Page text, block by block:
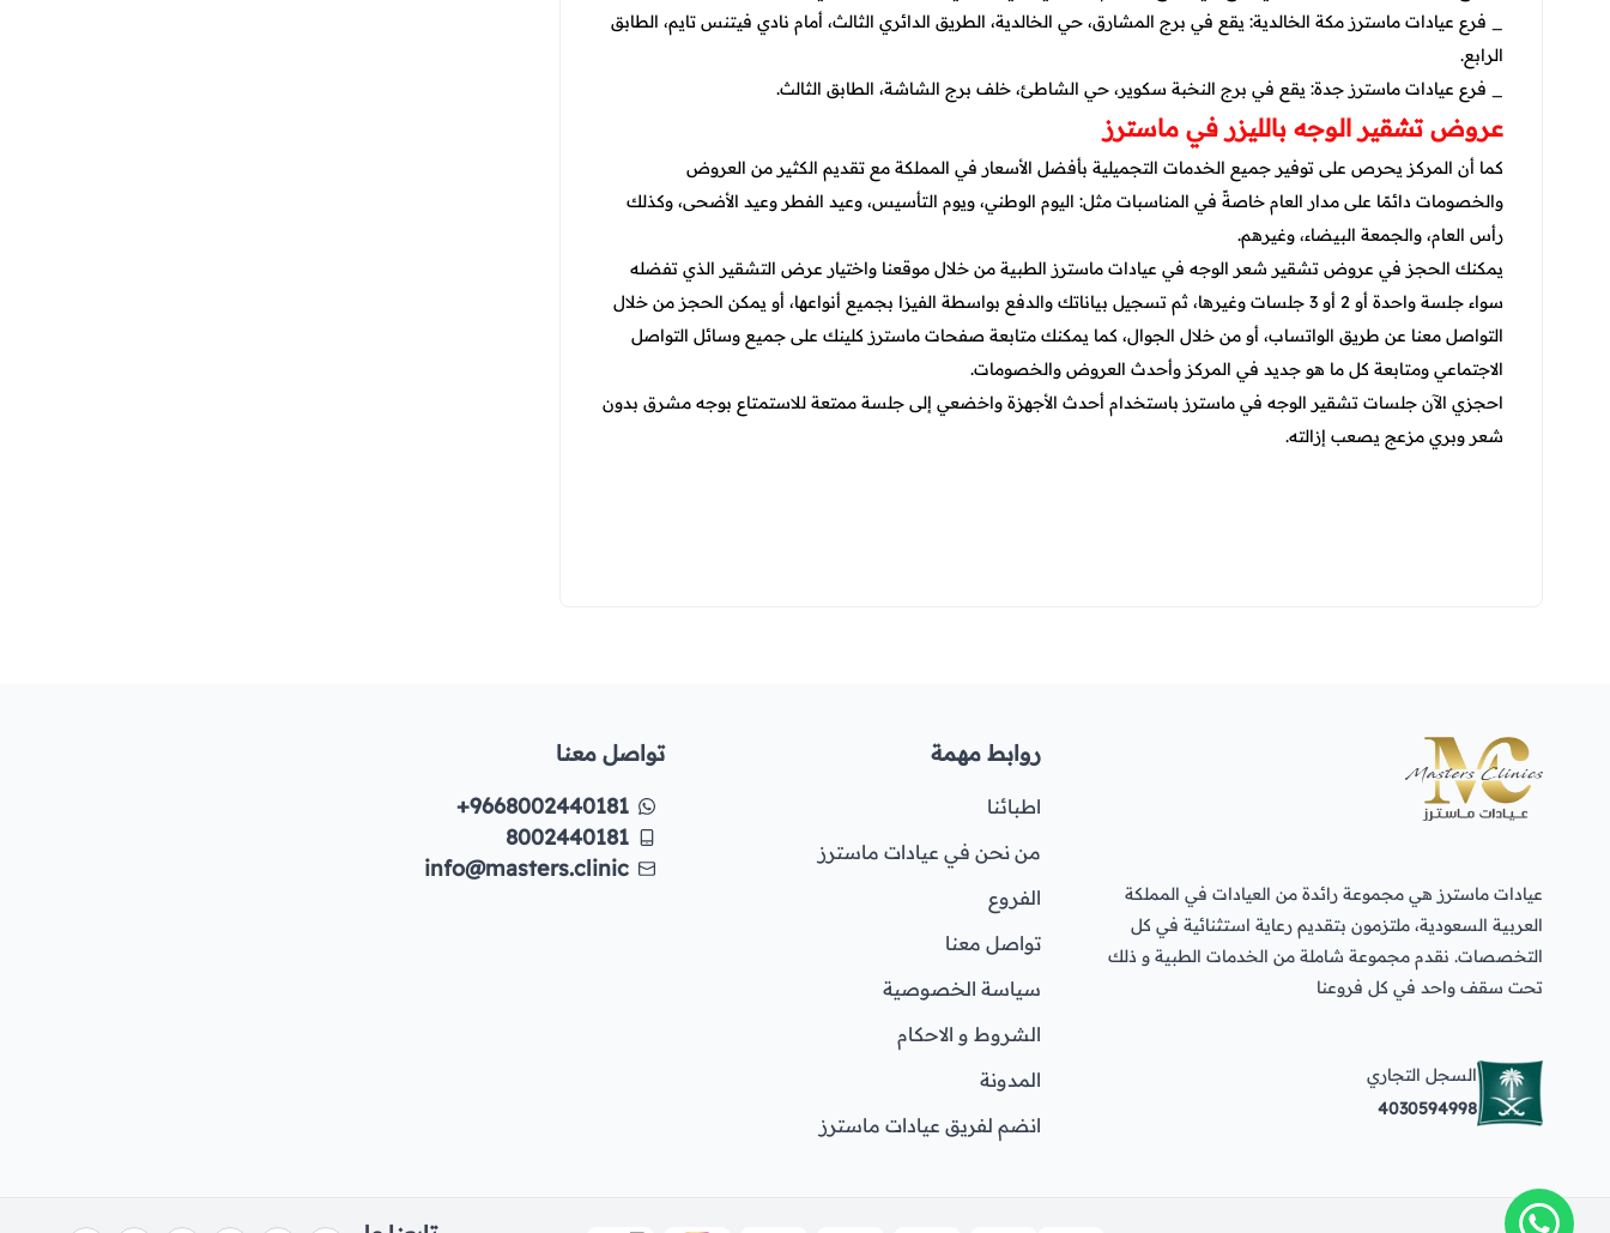
_ فرع عيادات ماسترز مكة الخالدية: يقع في برج المشارق، حي الخالدية، الطريق الدائري الثالث، أمام نادي فيتنس تايم، الطابق
الرابع.
_ فرع عيادات ماسترز جدة: يقع في برج النخبة سكوير، حي الشاطئ، خلف برج الشاشة، الطابق الثالث.
عروض تشقير الوجه بالليزر في ماسترز
كما أن المركز يحرص على توفير جميع الخدمات التجميلية بأفضل الأسعار في المملكة مع تقديم الكثير من العروض
والخصومات دائمًا على مدار العام خاصةً في المناسبات مثل: اليوم الوطني، ويوم التأسيس، وعيد الفطر وعيد الأضحى، وكذلك
رأس العام، والجمعة البيضاء، وغيرهم.
يمكنك الحجز في عروض تشقير شعر الوجه في عيادات ماسترز الطبية من خلال موقعنا واختيار عرض التشقير الذي تفضله
سواء جلسة واحدة أو 2 أو 3 جلسات وغيرها، ثم تسجيل بياناتك والدفع بواسطة الفيزا بجميع أنواعها، أو يمكن الحجز من خلال
التواصل معنا عن طريق الواتساب، أو من خلال الجوال، كما يمكنك متابعة صفحات ماسترز كلينك على جميع وسائل التواصل
الاجتماعي ومتابعة كل ما هو جديد في المركز وأحدث العروض والخصومات.
احجزي الآن جلسات تشقير الوجه في ماسترز باستخدام أحدث الأجهزة واخضعي إلى جلسة ممتعة للاستمتاع بوجه مشرق بدون
شعر وبري مزعج يصعب إزالته.
عيادات ماسترز هي مجموعة رائدة من العيادات في المملكة
العربية السعودية، ملتزمون بتقديم رعاية استثنائية في كل
التخصصات. نقدم مجموعة شاملة من الخدمات الطبية و ذلك
تحت سقف واحد في كل فروعنا
السجل التجاري
4030594998
روابط مهمة
اطبائنا
من نحن في عيادات ماسترز
الفروع
تواصل معنا
سياسة الخصوصية
الشروط و الاحكام
المدونة
انضم لفريق عيادات ماسترز
تواصل معنا
+9668002440181
8002440181
info@masters.clinic